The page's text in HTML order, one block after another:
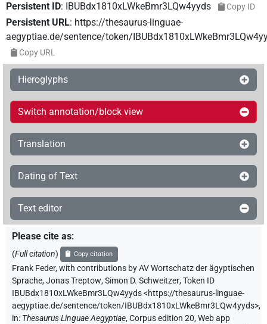
Persistent ID: IBUBdx1810xLWkeBmr3LQw4yyds Copy ID
Persistent URL: https://thesaurus-linguae-
aegyptiae.de/sentence/token/
Copy URL
Hieroglyphs
Switch annotation/block view
Translation
Dating of Text
Text editor
Please cite as:
(Full citation) Copy citation
Frank Feder,with contributions byAV Wortschatz der ägyptischen
Sprache,Jonas Treptow,Simon D. Schweitzer,Token ID
IBUBdx1810xLWkeBmr3LQw4yyds<https://thesaurus-linguae-
aegyptiae.de/sentence/token/IBUBdx1810xLWkeBmr3LQw4yyds>,
in: Thesaurus Linguae Aegyptiae,Corpus edition 20, Web app